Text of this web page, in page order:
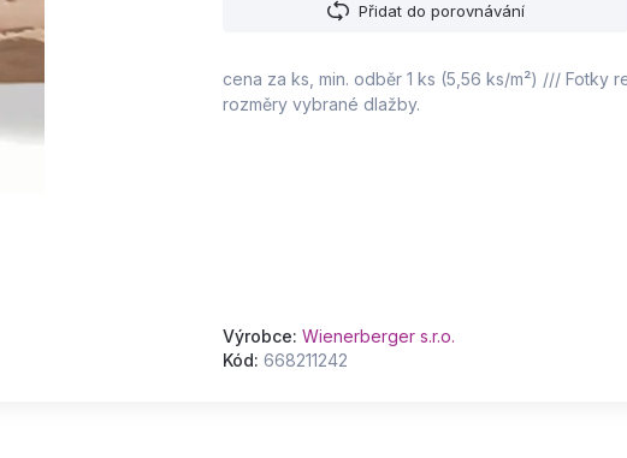
Přidat do porovnávání
cena za ks, min. odběr 1 ks (5,56 ks/m²) /// Fotky
rozměry vybrané dlažby.
Výrobce: Wienerberger s.r.o.
Kód: 668211242